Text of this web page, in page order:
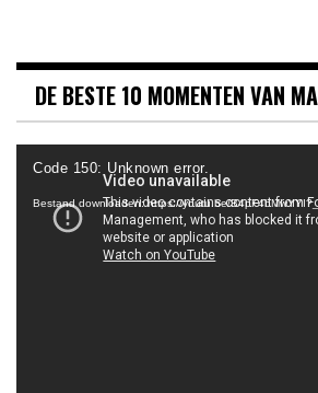
DE BESTE 10 MOMENTEN VAN
Videospeler
Code 150: Unknown error.
Bestand downloaden: https://youtu.be/